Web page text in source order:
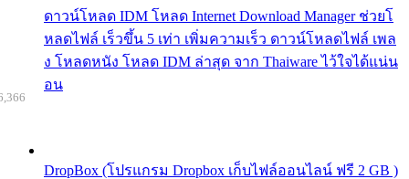
ดาวน์โหลด IDM โหลด Internet Download Manager ช่วยโ
หลดไฟล์ เร็วขึ้น 5 เท่า เพิ่มความเร็ว ดาวน์โหลดไฟล์ เพล
ง โหลดหนัง โหลด IDM ล่าสุด จาก Thaiware ไว้ใจได้แน่น
อน
DropBox (โปรแกรม Dropbox เก็บไฟล์ออนไลน์ ฟรี 2 GB )